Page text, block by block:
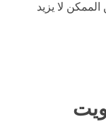
لا يزيد